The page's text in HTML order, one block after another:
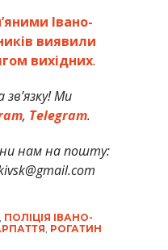
Івано-
виявили
вихідних.
Ми
, Telegram.
нам на пошту:
ПОЛІЦІЯ ІВАНО-
РОГАТИН